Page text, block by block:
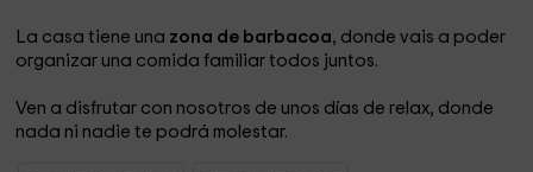
La casa tiene una zona de barbacoa, donde vais a poder
organizar una comida familiar todos juntos.
Ven a disfrutar con nosotros de unos días de relax, donde
nada ni nadie te podrá molestar.